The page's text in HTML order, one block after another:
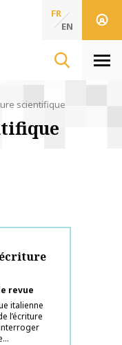
de l'Information & de
Sciences
FR
EN
scientifique
revue
italienne
l’écriture